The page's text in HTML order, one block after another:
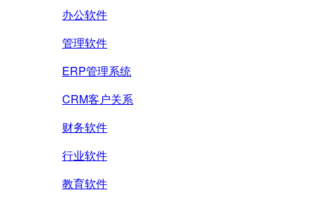
办公软件
管理软件
ERP管理系统
CRM客户关系
财务软件
行业软件
教育软件